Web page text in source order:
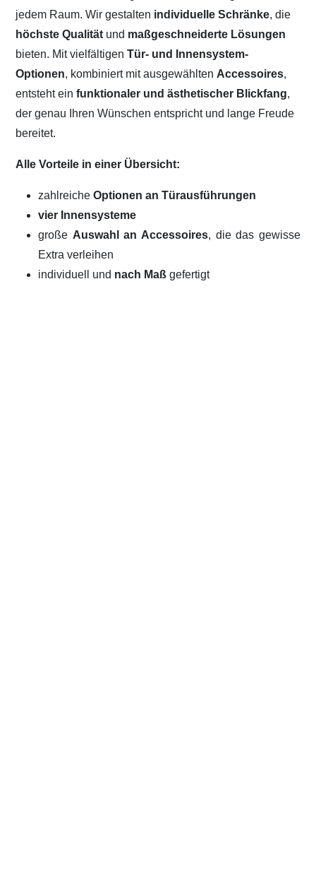
jedem Raum. Wir gestalten individuelle Schränke, die
höchste Qualität und maßgeschneiderte Lösungen
bieten. Mit vielfältigenTür- und Innensystem-
Optionen, kombiniert mit ausgewählten Accessoires,
entsteht einfunktionaler und ästhetischer Blickfang,
der genau Ihren Wünschen entspricht und lange Freude
bereitet.
Alle Vorteile in einer Übersicht:
zahlreicheOptionen an Türausführungen
vier Innensysteme
große Auswahl an Accessoires, die das gewisse
Extra verleihen
individuell und nach Maßgefertigt